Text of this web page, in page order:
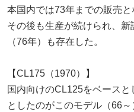
本国内では73年までの販売
その後も生産が続けられ、
（76年）も存在した。
【CL175（1970）】
国内向けのCL125をベース
としたのがこのモデル（66